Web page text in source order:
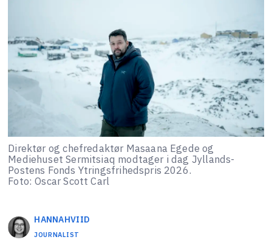
Direktør og chefredaktør Masaana Egede og
Mediehuset Sermitsiaq modtager i dag Jyllands-
Postens Fonds Ytringsfrihedspris 2026.
Foto: Oscar Scott Carl
HANNAHVIID
JOURNALIST